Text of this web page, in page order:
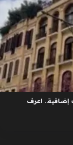
إضافية.. اعرف